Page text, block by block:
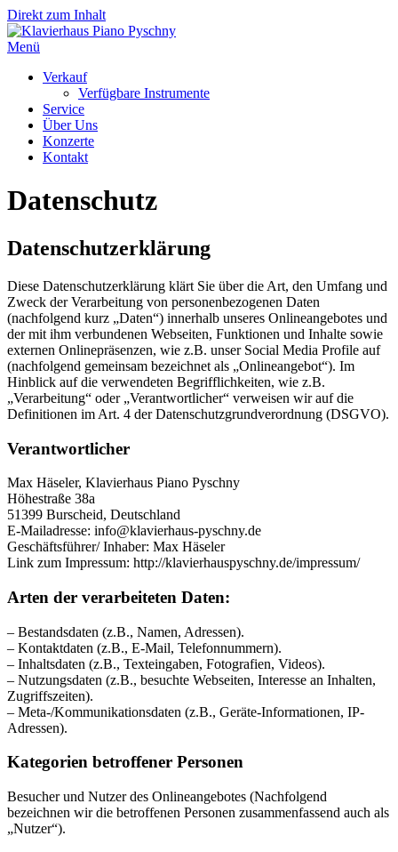
Direkt zum Inhalt
Menü
Verkauf
Verfügbare Instrumente
Service
Über Uns
Konzerte
Kontakt
Datenschutz
Datenschutzerklärung
Diese Datenschutzerklärung klärt Sie über die Art, den Umfang und
Zweck der Verarbeitung von personenbezogenen Daten
(nachfolgend kurz „Daten“) innerhalb unseres Onlineangebotes und
der mit ihm verbundenen Webseiten, Funktionen und Inhalte sowie
externen Onlinepräsenzen, wie z.B. unser Social Media Profile auf
(nachfolgend gemeinsam bezeichnet als „Onlineangebot“). Im
Hinblick auf die verwendeten Begrifflichkeiten, wie z.B.
„Verarbeitung“ oder „Verantwortlicher“ verweisen wir auf die
Definitionen im Art. 4 der Datenschutzgrundverordnung (DSGVO).
Verantwortlicher
Max Häseler, Klavierhaus Piano Pyschny
Höhestraße 38a
51399 Burscheid, Deutschland
E-Mailadresse: info@klavierhaus-pyschny.de
Geschäftsführer/ Inhaber: Max Häseler
Link zum Impressum: http://klavierhauspyschny.de/impressum/
Arten der verarbeiteten Daten:
– Bestandsdaten (z.B., Namen, Adressen).
– Kontaktdaten (z.B., E-Mail, Telefonnummern).
– Inhaltsdaten (z.B., Texteingaben, Fotografien, Videos).
– Nutzungsdaten (z.B., besuchte Webseiten, Interesse an Inhalten,
Zugriffszeiten).
– Meta-/Kommunikationsdaten (z.B., Geräte-Informationen, IP-
Adressen).
Kategorien betroffener Personen
Besucher und Nutzer des Onlineangebotes (Nachfolgend
bezeichnen wir die betroffenen Personen zusammenfassend auch als
„Nutzer“).